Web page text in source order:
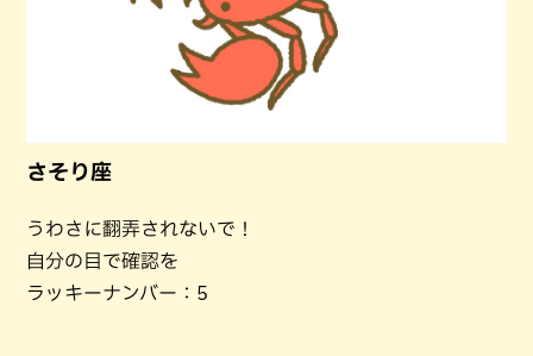
さそり座
うわさに翻弄されないで！
自分の目で確認を
ラッキーナンバー：5